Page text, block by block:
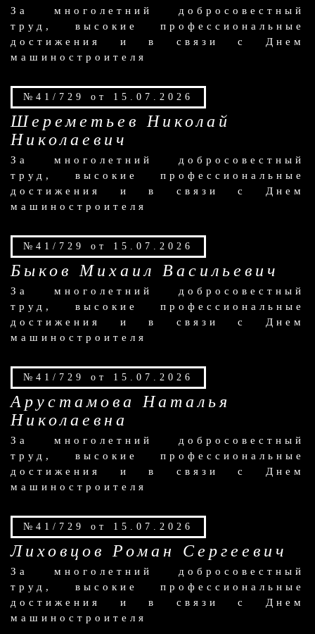
За многолетний добросовестный
труд, высокие профессиональные
достижения и в связи с Днем
машиностроителя
№41/729 от 15.07.2026
Шереметьев Николай
Николаевич
За многолетний добросовестный
труд, высокие профессиональные
достижения и в связи с Днем
машиностроителя
№41/729 от 15.07.2026
Быков Михаил Васильевич
За многолетний добросовестный
труд, высокие профессиональные
достижения и в связи с Днем
машиностроителя
№41/729 от 15.07.2026
Арустамова Наталья
Николаевна
За многолетний добросовестный
труд, высокие профессиональные
достижения и в связи с Днем
машиностроителя
№41/729 от 15.07.2026
Лиховцов Роман Сергеевич
За многолетний добросовестный
труд, высокие профессиональные
достижения и в связи с Днем
машиностроителя